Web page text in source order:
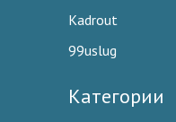
Kadrout
99uslug
Категории